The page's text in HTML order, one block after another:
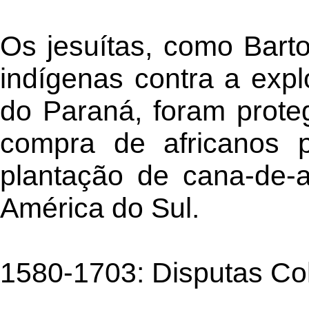
Os jesuítas, como
indígenas contra a
do Paraná, foram
compra de africanos
plantação de cana-
América do Sul.
1580-1703: Disputas